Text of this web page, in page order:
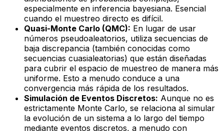
especialmente en inferencia bayesiana. Esencial
cuando el muestreo directo es difícil.
Quasi-Monte Carlo (QMC): En lugar de usar
números pseudoaleatorios, utiliza secuencias de
baja discrepancia (también conocidas como
secuencias cuasialeatorias) que están diseñadas
para cubrir el espacio de muestreo de manera más
uniforme. Esto a menudo conduce a una
convergencia más rápida de los resultados.
Simulación de Eventos Discretos: Aunque no es
estrictamente Monte Carlo, se relaciona al simular
la evolución de un sistema a lo largo del tiempo
mediante eventos discretos, a menudo con